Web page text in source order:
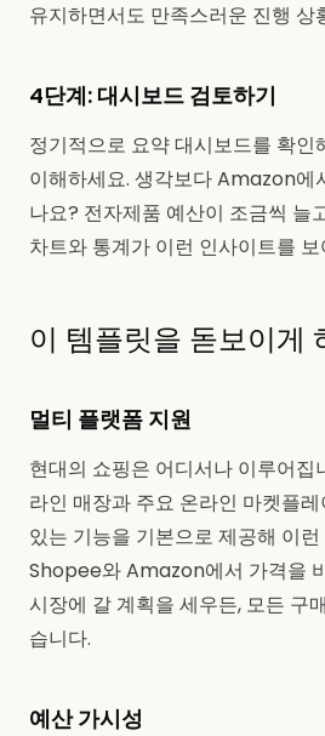
유지하면서도 만족스러운 진행 상
4단계: 대시보드 검토하기
정기적으로 요약 대시보드를 확인
이해하세요. 생각보다 Amazon에
나요? 전자제품 예산이 조금씩 늘
차트와 통계가 이런 인사이트를 보
이 템플릿을 돋보이게
멀티 플랫폼 지원
현대의 쇼핑은 어디서나 이루어집
라인 매장과 주요 온라인 마켓플
있는 기능을 기본으로 제공해 이
Shopee와 Amazon에서 가격을
시장에 갈 계획을 세우든, 모든 구
습니다.
예산 가시성